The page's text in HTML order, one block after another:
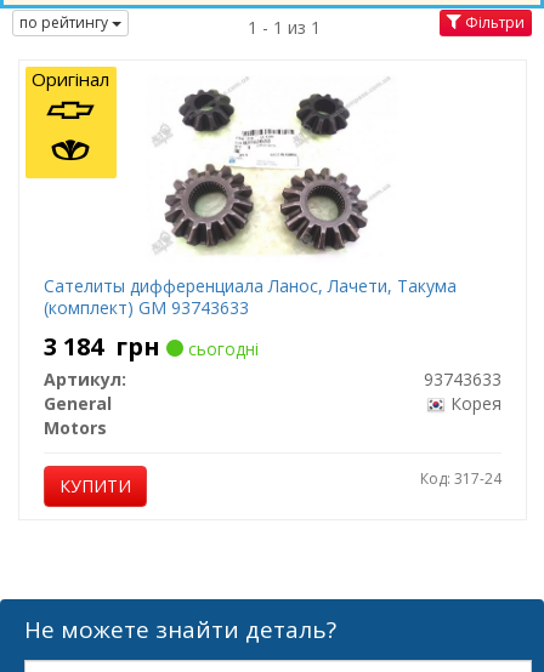
по рейтингу 1 - 1 из 1 Фільтри
Сателиты дифференциала Ланос, Лачети, Такума
(комплект) GM 93743633
3 184 грн
сьогодні
Артикул:
93743633
General
Motors
Корея
КУПИТИ Код: 317-24
Оригінал
Не можете знайти деталь?